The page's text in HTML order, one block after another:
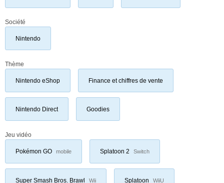
Société
Nintendo
Thème
Nintendo eShop Finance et chiffres de vente
Nintendo Direct Goodies
Jeu vidéo
Pokémon GO mobile Splatoon 2 Switch
Super Smash Bros. Brawl Wii Splatoon WiiU